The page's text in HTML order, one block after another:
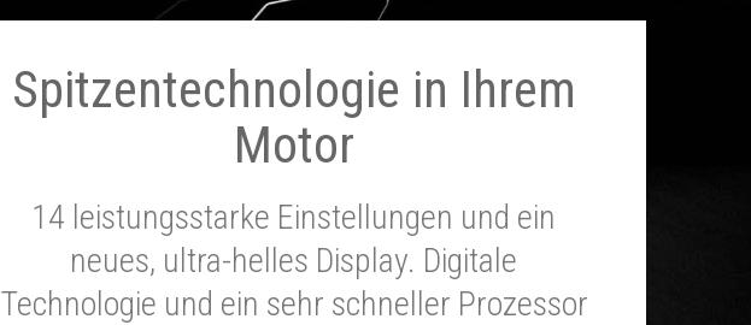
Spitzentechnologie in Ihrem
Motor
14 leistungsstarke Einstellungen und ein
neues, ultra-helles Display. Digitale
Technologie und ein sehr schneller Prozessor